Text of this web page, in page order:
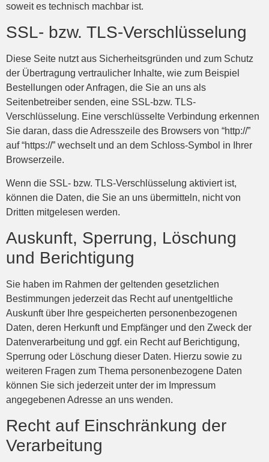
soweit es technisch machbar ist.
SSL- bzw. TLS-Verschlüsselung
Diese Seite nutzt aus Sicherheitsgründen und zum Schutz
der Übertragung vertraulicher Inhalte, wie zum Beispiel
Bestellungen oder Anfragen, die Sie an uns als
Seitenbetreiber senden, eine SSL-bzw. TLS-
Verschlüsselung. Eine verschlüsselte Verbindung erkennen
Sie daran, dass die Adresszeile des Browsers von “http://”
auf “https://” wechselt und an dem Schloss-Symbol in Ihrer
Browserzeile.
Wenn die SSL- bzw. TLS-Verschlüsselung aktiviert ist,
können die Daten, die Sie an uns übermitteln, nicht von
Dritten mitgelesen werden.
Auskunft, Sperrung, Löschung
und Berichtigung
Sie haben im Rahmen der geltenden gesetzlichen
Bestimmungen jederzeit das Recht auf unentgeltliche
Auskunft über Ihre gespeicherten personenbezogenen
Daten, deren Herkunft und Empfänger und den Zweck der
Datenverarbeitung und ggf. ein Recht auf Berichtigung,
Sperrung oder Löschung dieser Daten. Hierzu sowie zu
weiteren Fragen zum Thema personenbezogene Daten
können Sie sich jederzeit unter der im Impressum
angegebenen Adresse an uns wenden.
Recht auf Einschränkung der
Verarbeitung